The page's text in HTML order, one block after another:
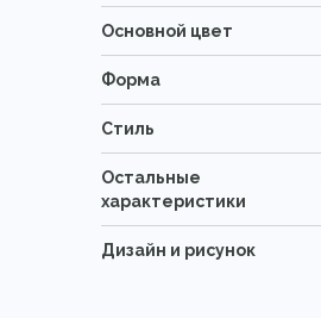
Основной цвет
Форма
Стиль
Остальные
характеристики
Дизайн и рисунок